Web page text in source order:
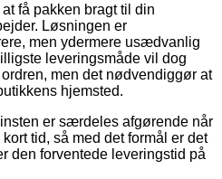
få pakken bragt til din
Løsningen er
men ydermere usædvanlig
leveringsmåde vil dog
men det nødvendiggør at
hjemsted.
er særdeles afgørende når
tid, så med det formål er det
den forventede leveringstid på